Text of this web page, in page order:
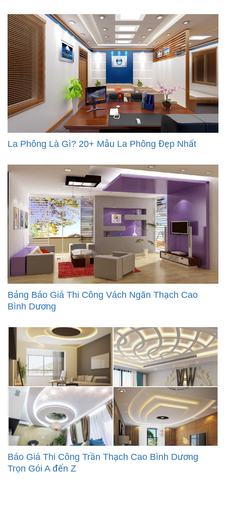
La Phông Là Gì? 20+ Mẫu La Phông Đẹp Nhất
Bảng Báo Giá Thi Công Vách Ngăn Thạch Cao
Bình Dương
Báo Giá Thi Công Trần Thạch Cao Bình Dương
Trọn Gói A đến Z